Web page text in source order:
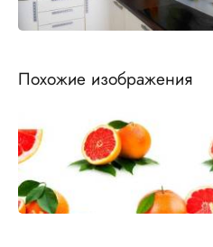
Похожие изображения